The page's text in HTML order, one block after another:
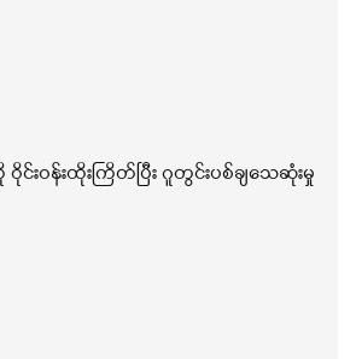
င်းဝန်းထိုးကြိတ်ပြီး ဂူတွင်းပစ်ချသေဆုံးမှု